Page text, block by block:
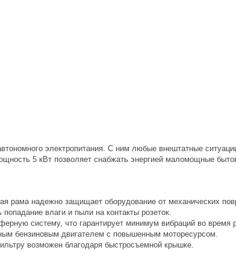
электропитания. С ним любые внештатные
5 кВт позволяет снабжать энергией маломощные
рама надежно защищает оборудование от механических
влаги и пыли на контакты розеток.
систему, что гарантирует минимум вибраций во время
бензиновым двигателем с повышенным моторесурсом.
возможен благодаря быстросъемной крышке.